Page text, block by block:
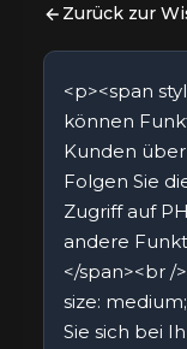
Zurück zur
<p><span
können
Kunden
Folgen Sie
Zugriff auf
andere
</span><br /
size:
Sie sich bei